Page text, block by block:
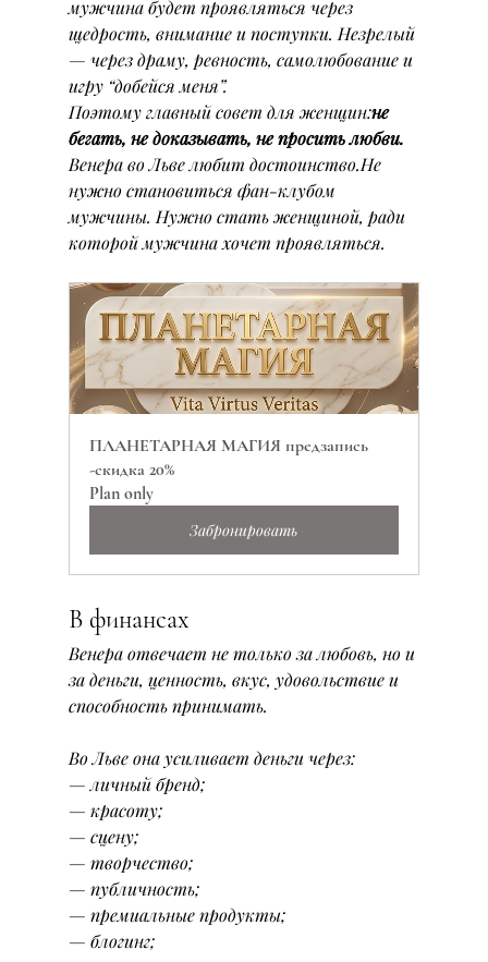
мужчина будет проявляться через
щедрость, внимание и поступки. Незрелый
— через драму, ревность, самолюбование и
игру “добейся меня”.
Поэтому главный совет для женщин:не
бегать, не доказывать, не просить любви.
Венера во Льве любит достоинство.Не
нужно становиться фан-клубом
мужчины. Нужно стать женщиной, ради
которой мужчина хочет проявляться.
ПЛАНЕТАРНАЯ МАГИЯ предзапись
-скидка 20%
Plan only
Забронировать
В финансах
Венера отвечает не только за любовь, но и
за деньги, ценность, вкус, удовольствие и
способность принимать.
Во Льве она усиливает деньги через:
— личный бренд;
— красоту;
— сцену;
— творчество;
— публичность;
— премиальные продукты;
— блогинг;